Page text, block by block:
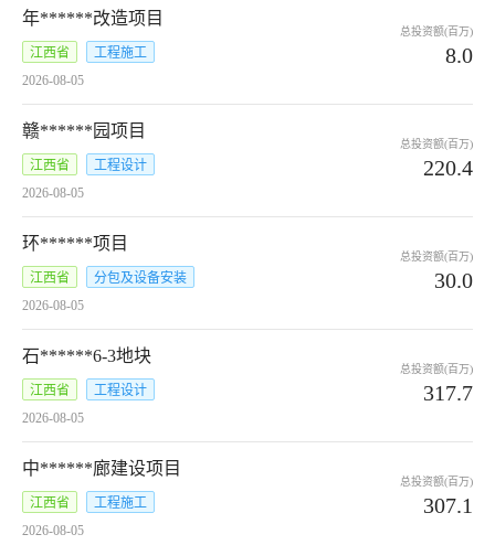
年******改造项目
江西省
工程施工
2026-08-05
总投资额(百万)
8.0
赣******园项目
江西省
工程设计
2026-08-05
总投资额(百万)
220.4
环******项目
江西省
分包及设备安装
2026-08-05
总投资额(百万)
30.0
石******6-3地块
江西省
工程设计
2026-08-05
总投资额(百万)
317.7
中******廊建设项目
江西省
工程施工
2026-08-05
总投资额(百万)
307.1